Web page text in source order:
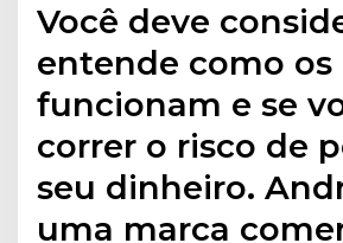
Você deve
entende como os
funcionam e se
correr o risco de
seu dinheiro.
uma marca